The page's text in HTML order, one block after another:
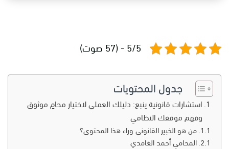
5/5 - (57 صوت)
جدول المحتويات
استشارات قانونية ينبع: دليلك العملي لاختيار محامٍ موثوق
وفهم موقفك النظامي
من هو الخبير القانوني وراء هذا المحتوى؟
المحامي أحمد الغامدي